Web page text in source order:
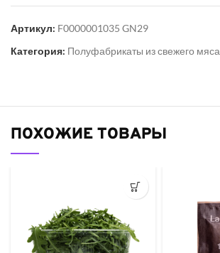
Артикул: F0000001035 GN29
Категория: Полуфабрикаты из свежего мяса
ПОХОЖИЕ ТОВАРЫ